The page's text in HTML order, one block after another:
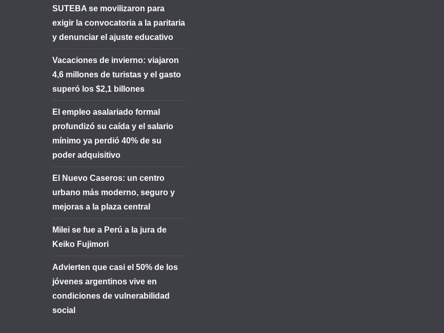
SUTEBA se movilizaron para
exigir la convocatoria a la paritaria
y denunciar el ajuste educativo
Vacaciones de invierno: viajaron
4,6 millones de turistas y el gasto
superó los $2,1 billones
El empleo asalariado formal
profundizó su caída y el salario
mínimo ya perdió 40% de su
poder adquisitivo
El Nuevo Caseros: un centro
urbano más moderno, seguro y
mejoras a la plaza central
Milei se fue a Perú a la jura de
Keiko Fujimori
Advierten que casi el 50% de los
jóvenes argentinos vive en
condiciones de vulnerabilidad
social